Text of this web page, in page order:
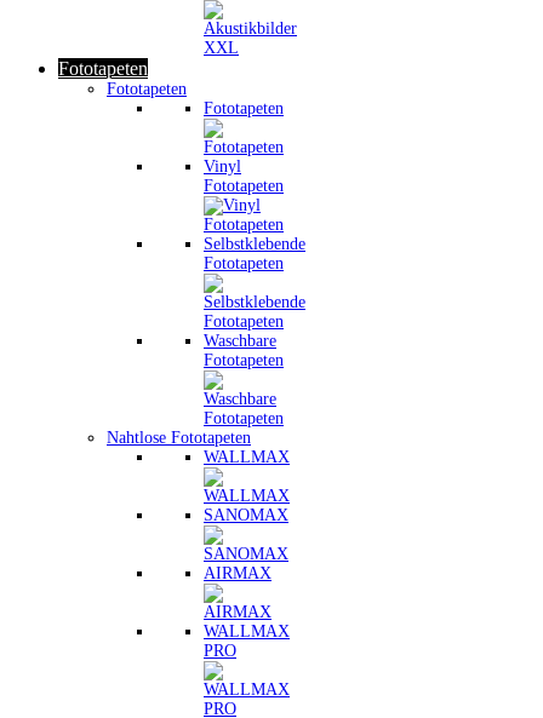
Fototapeten
Fototapeten
Fototapeten
Vinyl
Fototapeten
Selbstklebende
Fototapeten
Waschbare
Fototapeten
Nahtlose Fototapeten
WALLMAX
SANOMAX
AIRMAX
WALLMAX
PRO